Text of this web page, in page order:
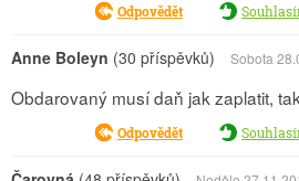
Odpovědět
Anne Boleyn (30 příspěvků) Sobota
Obdarovaný musí daň jak zaplatit,
Odpovědět